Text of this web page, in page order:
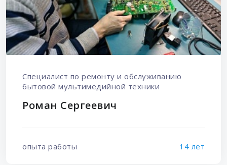
Специалист по ремонту и обслуживанию
бытовой мультимедийной техники
Роман Сергеевич
опыта работы 14 лет